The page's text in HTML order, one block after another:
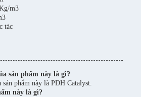
m3
tác
sản phẩm này là gì?
phẩm này là PDH Catalyst.
này là gì?